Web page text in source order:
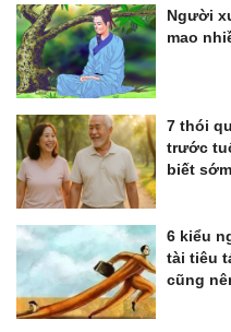
Người
mao
7 thói
trước
biết sớm
6 kiểu
tài tiêu
cũng